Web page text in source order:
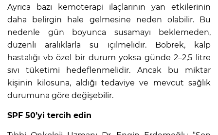
Ayrıca bazı kemoterapi ilaçlarının yan etkilerinin
daha belirgin hale gelmesine neden olabilir. Bu
nedenle gün boyunca susamayı beklemeden,
düzenli aralıklarla su içilmelidir. Böbrek, kalp
hastalığı vb özel bir durum yoksa günde 2–2,5 litre
sıvı tüketimi hedeflenmelidir. Ancak bu miktar
kişinin kilosuna, aldığı tedaviye ve mevcut sağlık
durumuna göre değişebilir.
SPF 50’yi tercih edin